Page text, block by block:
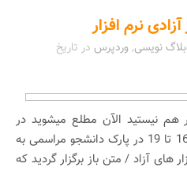
نرم افزار
نویسی,وردپرس در تاریخ
نیستید الآن مطلع میشوید در
دوشنبه ای که گذشت از ساعت 16 تا 19 در پارک دانشجو مراسمی به
های آزاد / متن باز برگزار گردید که